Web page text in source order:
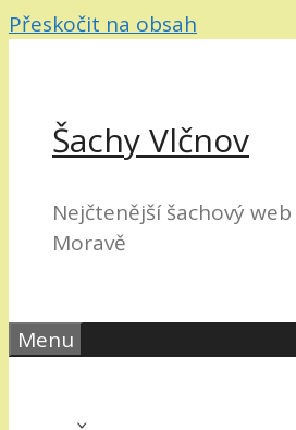
Přeskočit na obsah
Šachy Vlčnov
Nejčtenější šachový
Moravě
Menu